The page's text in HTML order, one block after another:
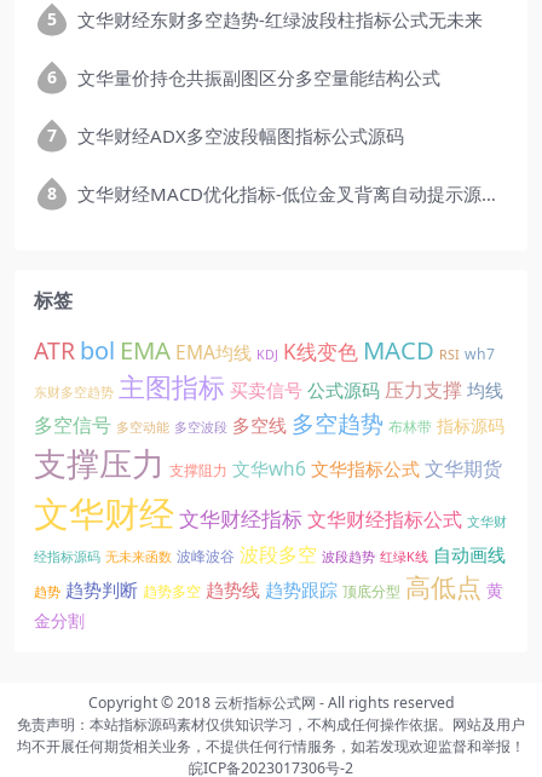
文华财经东财多空趋势-红绿波段柱指标公式无未来
文华量价持仓共振副图区分多空量能结构公式
文华财经ADX多空波段幅图指标公式源码
文华财经MACD优化指标-低位金叉背离自动提示源码
标签
ATRbol EMA EMA均线 KDJ K线变色 MACD RSI wh7
东财多空趋势 主图指标 买卖信号公式源码 压力支撑 均线
多空信号 多空动能 多空波段 多空线 多空趋势 布林带 指标源码
支撑压力 支撑阻力 文华wh6 文华指标公式文华期货
文华财经文华财经指标文华财经指标公式 文华财
经指标源码 无未来函数 波峰波谷 波段多空 波段趋势 红绿K线 自动画线
趋势 趋势判断 趋势多空 趋势线 趋势跟踪 顶底分型 高低点 黄
金分割
Copyright © 2018云析指标公式网 - All rights reserved
免责声明：本站指标源码素材仅供知识学习，不构成任何操作依据。网站及用户
均不开展任何期货相关业务，不提供任何行情服务，如若发现欢迎监督和举报！
皖ICP备2023017306号-2